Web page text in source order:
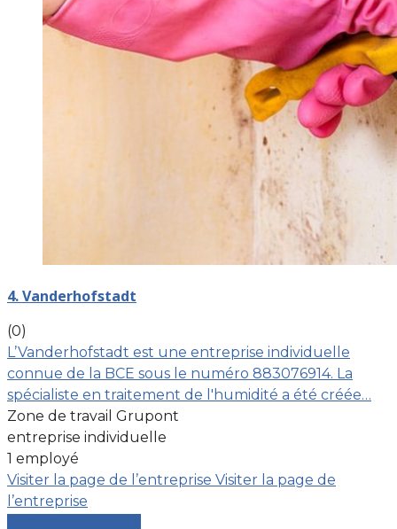
4. Vanderhofstadt
(0)
L’Vanderhofstadt est une entreprise individuelle
connue de la BCE sous le numéro 883076914. La
spécialiste en traitement de l'humidité a été créée…
Zone de travail Grupont
entreprise individuelle
1 employé
Visiter la page de l’entreprise Visiter la page de
l’entreprise